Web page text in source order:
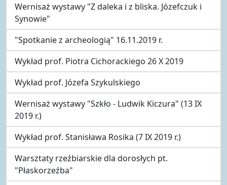
Wernisaż wystawy "Z daleka i z bliska. Józefczuk i
Synowie"
"Spotkanie z archeologią" 16.11.2019 r.
Wykład prof. Piotra Cichorackiego 26 X 2019
Wykład prof. Józefa Szykulskiego
Wernisaż wystawy "Szkło - Ludwik Kiczura" (13 IX
2019 r.)
Wykład prof. Stanisława Rosika (7 IX 2019 r.)
Warsztaty rzeźbiarskie dla dorosłych pt.
"Płaskorzeźba"